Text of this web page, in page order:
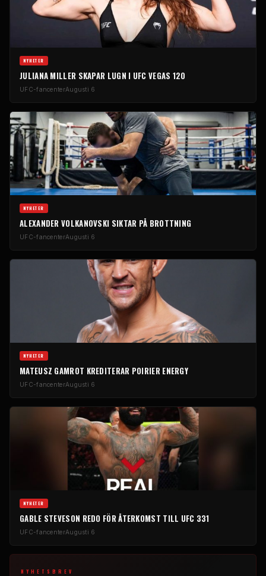
NYHETER
JULIANA MILLER SKAPAR LUGN I UFC VEGAS 120
UFC-fancenterAugusti 6
NYHETER
ALEXANDER VOLKANOVSKI SIKTAR PÅ BROTTNING
UFC-fancenterAugusti 6
NYHETER
MATEUSZ GAMROT KREDITERAR POIRIER ENERGY
UFC-fancenterAugusti 6
NYHETER
GABLE STEVESON REDO FÖR ÅTERKOMST TILL UFC 331
UFC-fancenterAugusti 6
NYHETSBREV